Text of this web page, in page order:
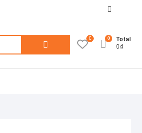
Facebook
0
Total
0₫
0